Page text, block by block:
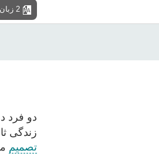
2 زبان هم زمان
دو فرد
زندگی
تصمیم